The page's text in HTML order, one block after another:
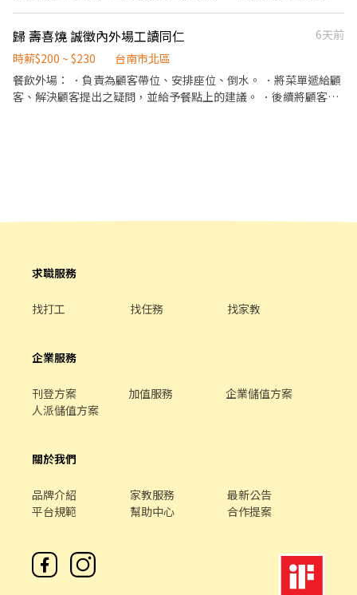
場： ·處理烹飪前與烹飪中之準備工作與其他餐廳相關事務。 ．負
責洗、剝、削、切各種食材。 ．負責清理工作環境、設備和餐具。
．準備不同餐點所需要的食材。 ．協助測量食材的容量與重量。 ．
負責擺盤、打包外帶服務。
歸 壽喜燒 誠徵內外場工讀同仁
6天前
時薪$200 ~ $230
台南市北區
餐飲外場： ．負責為顧客帶位、安排座位、倒水。 ．將菜單遞給顧
客、解決顧客提出之疑問，並給予餐點上的建議。 ．後續將顧客點
求職服務
找打工 找任務 找家教
企業服務
刊登方案 加值服務
企業儲值方案
人派儲值方案
關於我們
品牌介紹 家教服務
最新公告
平台規範
幫助中心 合作提案